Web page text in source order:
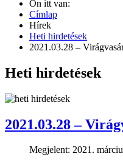
Ön itt van:
Címlap
Hírek
Heti hirdetések
2021.03.28 –
Heti hirdetések
2021.03.28 –
Megjelent: 2021.